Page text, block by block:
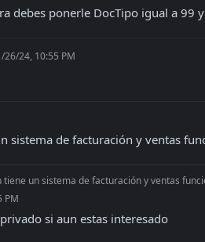
debes ponerle DocTipo igual a 99
26/24, 10:55 PM
sistema de facturación y ventas
tiene un sistema de facturación y ventas
PM
si aun estas interesado